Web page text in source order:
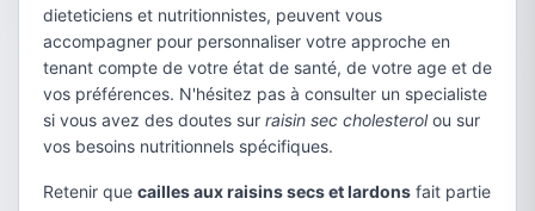
dieteticiens et nutritionnistes, peuvent vous
accompagner pour personnaliser votre approche en
tenant compte de votre état de santé, de votre age et de
vos préférences. N'hésitez pas à consulter un specialiste
si vous avez des doutes sur raisin sec cholesterolou sur
vos besoins nutritionnels spécifiques.
Retenir que cailles aux raisins secs et lardons fait partie